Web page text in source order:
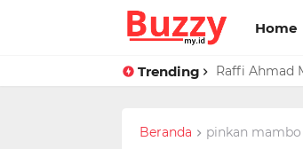
Home
Trending Raffi Ahmad
Beranda pinkan mambo